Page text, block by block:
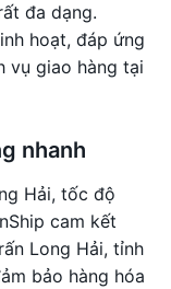
đa dạng.
hoạt, đáp ứng
vụ giao hàng tại
nhanh
Hải, tốc độ
cam kết
Long Hải, tỉnh
bảo hàng hóa